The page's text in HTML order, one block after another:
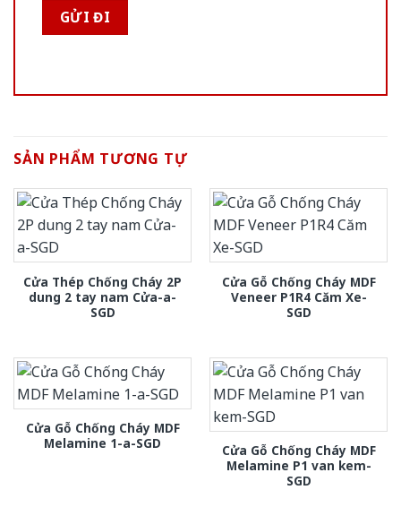
SẢN PHẨM TƯƠNG TỰ
Cửa Thép Chống Cháy 2P
dung 2 tay nam Cửa-a-
SGD
Cửa Gỗ Chống Cháy MDF
Veneer P1R4 Căm Xe-
SGD
Cửa Gỗ Chống Cháy MDF
Melamine 1-a-SGD
Cửa Gỗ Chống Cháy MDF
Melamine P1 van kem-
SGD